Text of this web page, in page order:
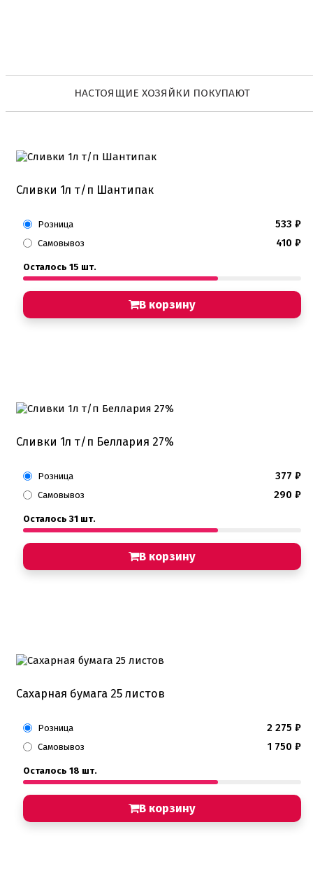
НАСТОЯЩИЕ ХОЗЯЙКИ ПОКУПАЮТ
Сливки 1л т/п Шантипак
Розница 533 ₽
Самовывоз 410 ₽
Осталось 15 шт.
В корзину
Сливки 1л т/п Беллария 27%
Розница 377 ₽
Самовывоз 290 ₽
Осталось 31 шт.
В корзину
Сахарная бумага 25 листов
Розница 2 275 ₽
Самовывоз 1 750 ₽
Осталось 18 шт.
В корзину